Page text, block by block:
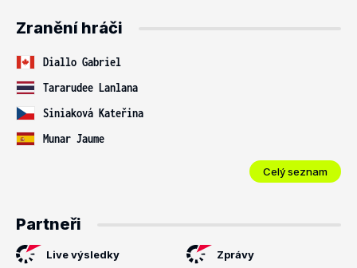
Zranění hráči
Diallo Gabriel
Tararudee Lanlana
Siniaková Kateřina
Munar Jaume
Celý seznam
Partneři
Live výsledky Zprávy